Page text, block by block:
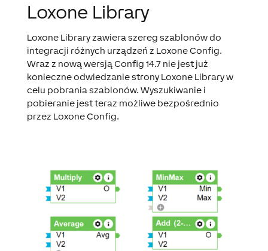
Loxone Library
Loxone Library zawiera szereg szablonów do
integracji różnych urządzeń z Loxone Config.
Wraz z nową wersją Config 14.7 nie jest już
konieczne odwiedzanie strony Loxone Library w
celu pobrania szablonów. Wyszukiwanie i
pobieranie jest teraz możliwe bezpośrednio
przez Loxone Config.